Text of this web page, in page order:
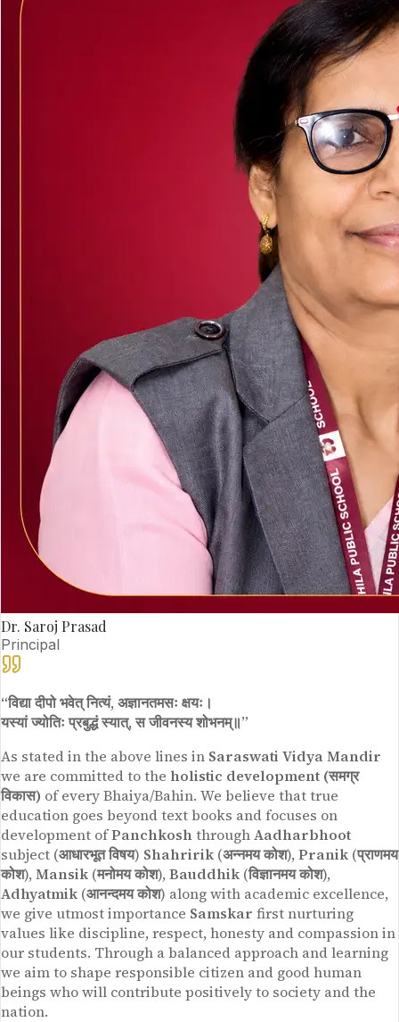
Dr. Saroj Prasad
Principal
“विद्या दीपो भवेत् नित्यं, अज्ञानतमसः क्षयः।
यस्यां ज्योतिः प्रबुद्धं स्यात्, स जीवनस्य शोभनम्॥”
As stated in the above lines in Saraswati Vidya Mandir
we are committed to the holistic development (समग्र
विकास) of every Bhaiya/Bahin. We believe that true
education goes beyond text books and focuses on
development ofPanchkosh throughAadharbhoot
subject (आधारभूत विषय) Shahririk (अन्नमय कोश), Pranik (प्राणमय
कोश), Mansik (मनोमय कोश), Bauddhik (विज्ञानमय कोश),
Adhyatmik (आनन्दमय कोश) along with academic excellence,
we give utmost importance Samskar first nurturing
values like discipline, respect, honesty and compassion in
our students. Through a balanced approach and learning
we aim to shape responsible citizen and good human
beings who will contribute positively to society and the
nation.